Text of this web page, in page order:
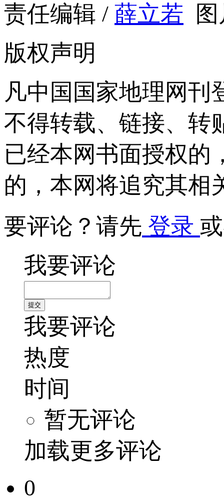
责任编辑 / 薛立若
版权声明
凡中国国家地理网刊
不得转载、链接、转
已经本网书面授权的
的，本网将追究其相
要评论？请先 登录
我要评论
我要评论
热度
时间
暂无评论
加载更多评论
0